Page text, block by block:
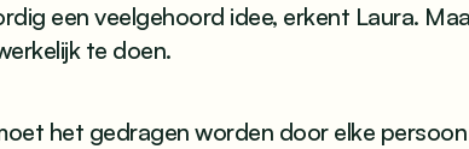
een veelgehoord idee, erkent Laura.
te doen.
het gedragen worden door elke